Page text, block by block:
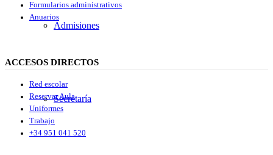
Admisiones
Secretaría
Formularios administrativos
Anuarios
ACCESOS DIRECTOS
Red escolar
Reservar Aula
Uniformes
Trabajo
+34 951 041 520